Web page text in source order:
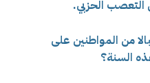
التعصب الحزبي.
من المواطنين على
السنة؟